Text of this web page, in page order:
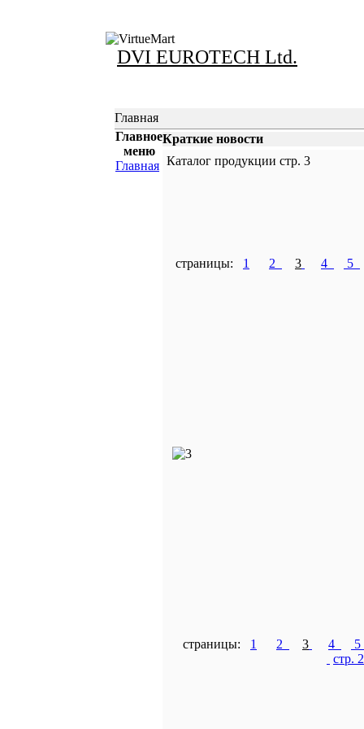
DVI EUROTECH Ltd.
Главная
Главное
меню
Главная
Краткие новости
Каталог продукции стр. 3
страницы: 1 2 3 4 5
страницы: 1 2 3 4
стр.